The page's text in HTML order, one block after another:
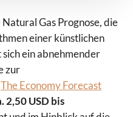
Gas Prognose, die
einer künstlichen
ein abnehmender
zur
The Economy Forecast
2,50 USD bis